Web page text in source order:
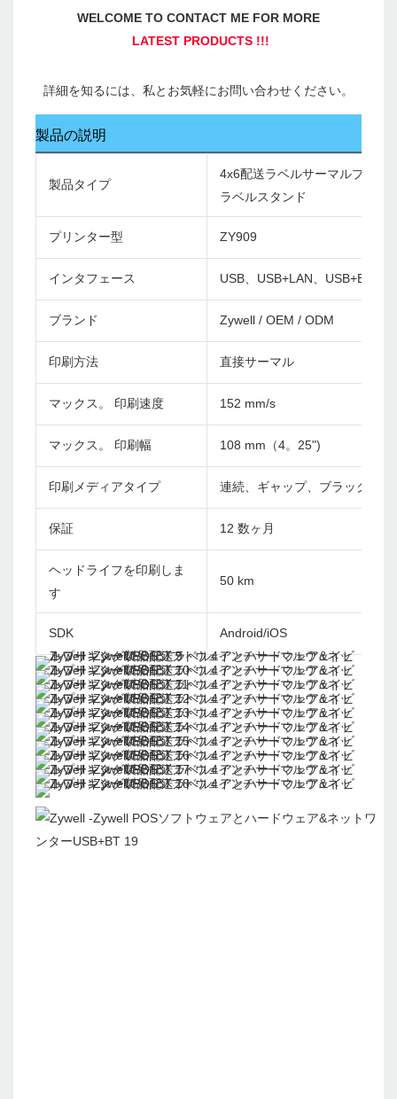
製品の説明
製品タイプ
4x6配送ラベルサーマルプリン
ラベルスタンド
プリンター型 ZY909
インタフェース USB、USB+LAN、
ブランド Zywell / OEM / ODM
印刷方法 直接サーマル
マックス。 印刷速度 152 mm/s
マックス。 印刷幅 108 mm（4。25")
印刷メディアタイプ 連続、ギャップ、ブラックマ
保証 12 数ヶ月
ヘッドライフを印刷しま
す
50 km
SDK Android/iOS